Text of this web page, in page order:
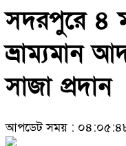
সদরপুরে ৪
ভ্রাম্যমান
সাজা প্রদান
আপডেট সময় : ০৪:০৫:৪৮